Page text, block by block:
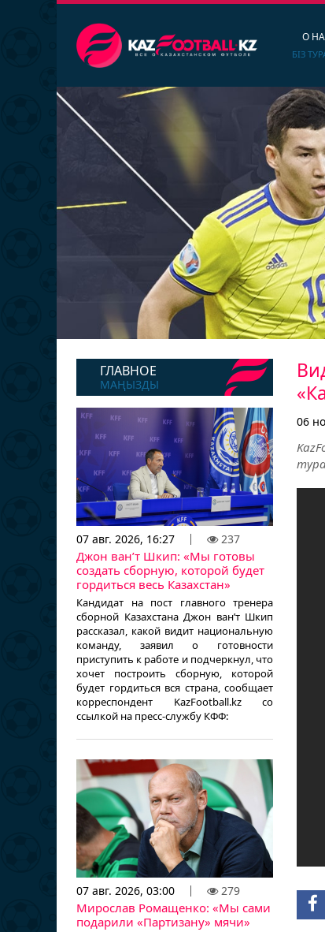
О
БІЗ
ГЛАВНОЕ
МАҢЫЗДЫ
07 авг. 2026, 16:27 237
Джон ван’т Шкип: «Мы готовы
создать сборную, которой будет
гордиться весь Казахстан»
Кандидат на пост главного тренера
сборной Казахстана Джон ван’т Шкип
рассказал, какой видит национальную
команду, заявил о готовности
приступить к работе и подчеркнул, что
хочет построить сборную, которой
будет гордиться вся страна, сообщает
корреспондент KazFootball.kz со
ссылкой на пресс-службу КФФ:
07 авг. 2026, 03:00 279
Мирослав Ромащенко: «Мы сами
подарили «Партизану» мячи»
06